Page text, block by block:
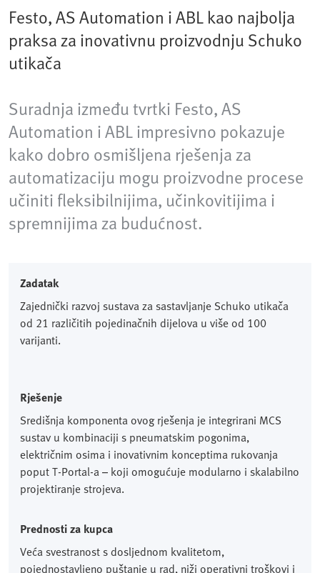
Festo, AS Automation i ABL kao najbolja
praksa za inovativnu proizvodnju Schuko
utikača
Suradnja između tvrtki Festo, AS
Automation i ABL impresivno pokazuje
kako dobro osmišljena rješenja za
automatizaciju mogu proizvodne procese
učiniti fleksibilnijima, učinkovitijima i
spremnijima za budućnost.
Zadatak
Zajednički razvoj sustava za sastavljanje Schuko utikača
od 21 različitih pojedinačnih dijelova u više od 100
varijanti.
Rješenje
Središnja komponenta ovog rješenja je integrirani MCS
sustav u kombinaciji s pneumatskim pogonima,
električnim osima i inovativnim konceptima rukovanja
poput T-Portal-a – koji omogućuje modularno i skalabilno
projektiranje strojeva.
Prednosti za kupca
Veća svestranost s dosljednom kvalitetom,
pojednostavljeno puštanje u rad, niži operativni troškovi i